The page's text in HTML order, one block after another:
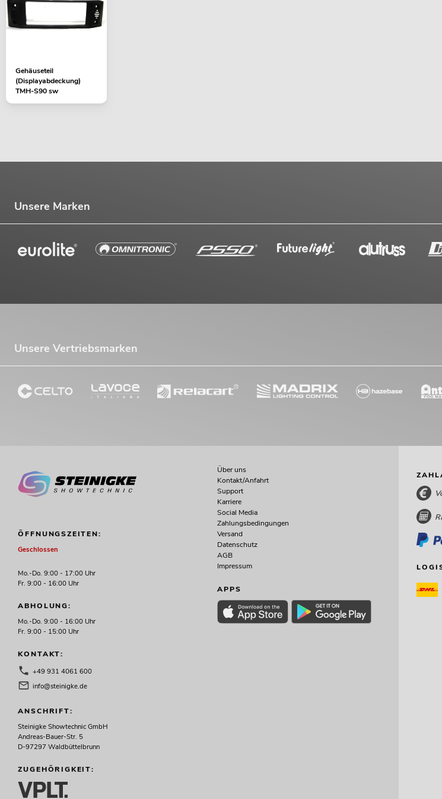
Gehäuseteil
(Displayabdeckung)
TMH-S90 sw
Unsere Marken
Unsere Vertriebsmarken
ÖFFNUNGSZEITEN:
Geschlossen
Mo.-Do. 9:00 - 17:00 Uhr
Fr. 9:00 - 16:00 Uhr
ABHOLUNG:
Mo.-Do. 9:00 - 16:00 Uhr
Fr. 9:00 - 15:00 Uhr
KONTAKT:
+49 931 4061 600
info@steinigke.de
ANSCHRIFT:
Steinigke Showtechnic GmbH
Andreas-Bauer-Str. 5
D-97297 Waldbüttelbrunn
ZUGEHÖRIGKEIT:
Über uns
Kontakt/Anfahrt
Support
Karriere
Social Media
Zahlungsbedingungen
Versand
Datenschutz
AGB
Impressum
APPS